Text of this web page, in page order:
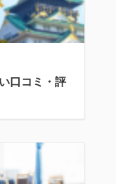
口コミ・評